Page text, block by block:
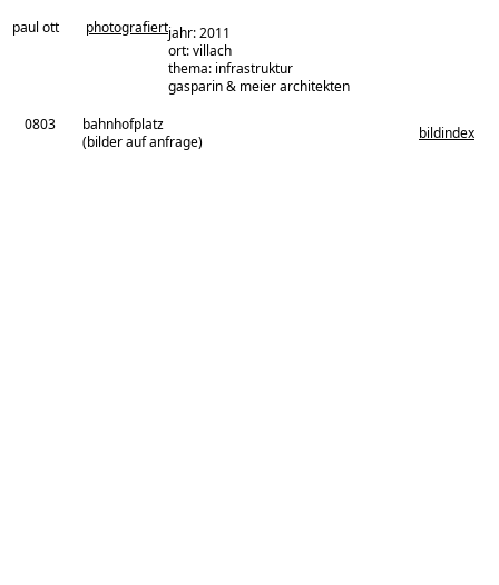
paul ott photografiertjahr: 2011
ort: villach
thema: infrastruktur
architekturbüro:
gasparin & meier architekten
0803
bahnhofplatz
(bilder auf anfrage)
bildindex